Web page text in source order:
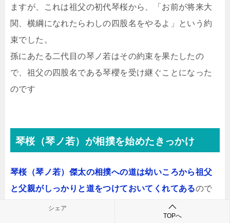
ますが、これは祖父の初代琴桜から、「お前が将来大
関、横綱になれたらわしの四股名をやるよ」という約
束でした。
孫にあたる二代目の琴ノ若はその約束を果たしたの
で、祖父の四股名である琴櫻を受け継ぐことになった
のです
琴桜（琴ノ若）が相撲を始めたきっかけ
琴桜（琴ノ若）傑太の相撲への道は幼いころから祖父
と父親がしっかりと道をつけておいてくれてあるので
琴桜（琴ノ若）はその後を歩んでいくこととなったわ
シェア
TOPへ